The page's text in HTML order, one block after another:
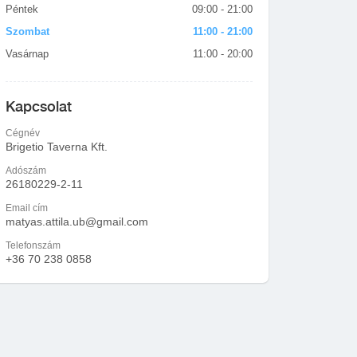
Péntek
09:00 - 21:00
Szombat
11:00 - 21:00
Vasárnap
11:00 - 20:00
Kapcsolat
Cégnév
Brigetio Taverna Kft.
Adószám
26180229-2-11
Email cím
matyas.attila.ub@gmail.com
Telefonszám
+36 70 238 0858